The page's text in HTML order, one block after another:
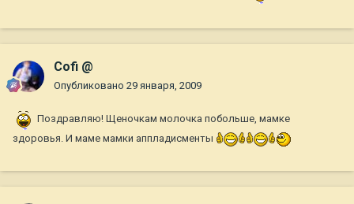
Cofi @
Опубликовано 29 января, 2009
Поздравляю! Щеночкам молочка побольше, мамке
здоровья. И маме мамки аппладисменты